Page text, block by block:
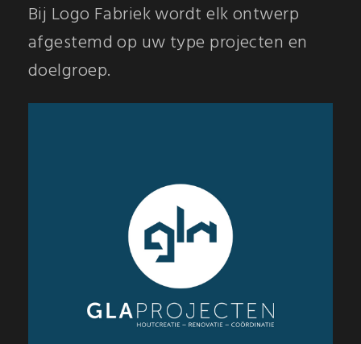
Bij Logo Fabriek wordt elk ontwerp
afgestemd op uw type projecten en
doelgroep.